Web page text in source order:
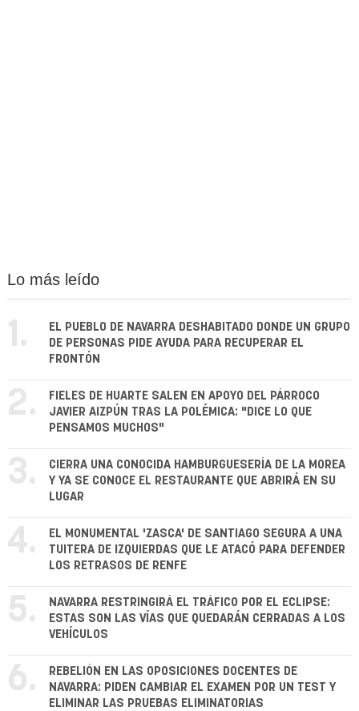
Lo más leído
1.
EL PUEBLO DE NAVARRA DESHABITADO DONDE UN GRUPO
DE PERSONAS PIDE AYUDA PARA RECUPERAR EL
FRONTÓN
2.
FIELES DE HUARTE SALEN EN APOYO DEL PÁRROCO
JAVIER AIZPÚN TRAS LA POLÉMICA: "DICE LO QUE
PENSAMOS MUCHOS"
3.
CIERRA UNA CONOCIDA HAMBURGUESERÍA DE LA MOREA
Y YA SE CONOCE EL RESTAURANTE QUE ABRIRÁ EN SU
LUGAR
4.
EL MONUMENTAL 'ZASCA' DE SANTIAGO SEGURA A UNA
TUITERA DE IZQUIERDAS QUE LE ATACÓ PARA DEFENDER
LOS RETRASOS DE RENFE
5.
NAVARRA RESTRINGIRÁ EL TRÁFICO POR EL ECLIPSE:
ESTAS SON LAS VÍAS QUE QUEDARÁN CERRADAS A LOS
VEHÍCULOS
6.
REBELIÓN EN LAS OPOSICIONES DOCENTES DE
NAVARRA: PIDEN CAMBIAR EL EXAMEN POR UN TEST Y
ELIMINAR LAS PRUEBAS ELIMINATORIAS